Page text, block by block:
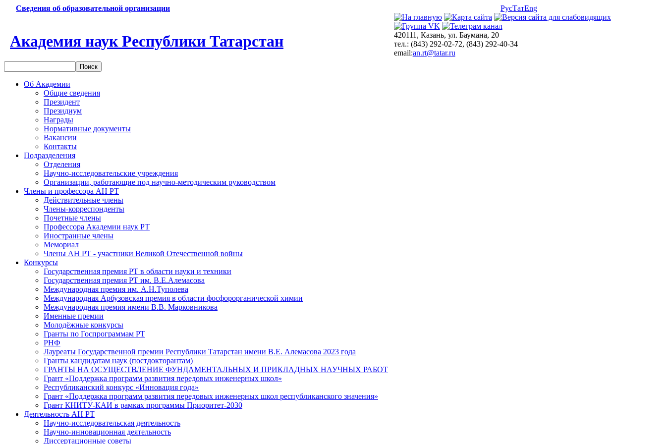
Сведения об образовательной организации РусТатEng
Академия наук Республики Татарстан
420111, Казань, ул. Баумана, 20
тел.: (843) 292-02-72, (843) 292-40-34
email:an.rt@tatar.ru
Об Академии
Общие сведения
Президент
Президиум
Награды
Нормативные документы
Вакансии
Контакты
Подразделения
Отделения
Научно-исследовательские учреждения
Организации, работающие под научно-методическим руководством
Члены и профессора АН РТ
Действительные члены
Члены-корреспонденты
Почетные члены
Профессора Академии наук РТ
Иностранные члены
Мемориал
Члены АН РТ - участники Великой Отечественной войны
Конкурсы
Государственная премия РТ в области науки и техники
Государственная премия РТ им. В.Е.Алемасова
Международная премия им. А.Н.Туполева
Международная Арбузовская премия в области фосфорорганической химии
Международная премия имени В.В. Марковникова
Именные премии
Молодёжные конкурсы
Гранты по Госпрограммам РТ
РНФ
Лауреаты Государственной премии Республики Татарстан имени В.Е. Алемасова 2023 года
Гранты кандидатам наук (постдокторантам)
ГРАНТЫ НА ОСУЩЕСТВЛЕНИЕ ФУНДАМЕНТАЛЬНЫХ И ПРИКЛАДНЫХ НАУЧНЫХ РАБОТ
Грант «Поддержка программ развития передовых инженерных школ»
Республиканский конкурс «Инновация года»
Грант «Поддержка программ развития передовых инженерных школ республиканского значения»
Грант КНИТУ-КАИ в рамках программы Приоритет-2030
Деятельность АН РТ
Научно-исследовательская деятельность
Научно-инновационная деятельность
Диссертационные советы